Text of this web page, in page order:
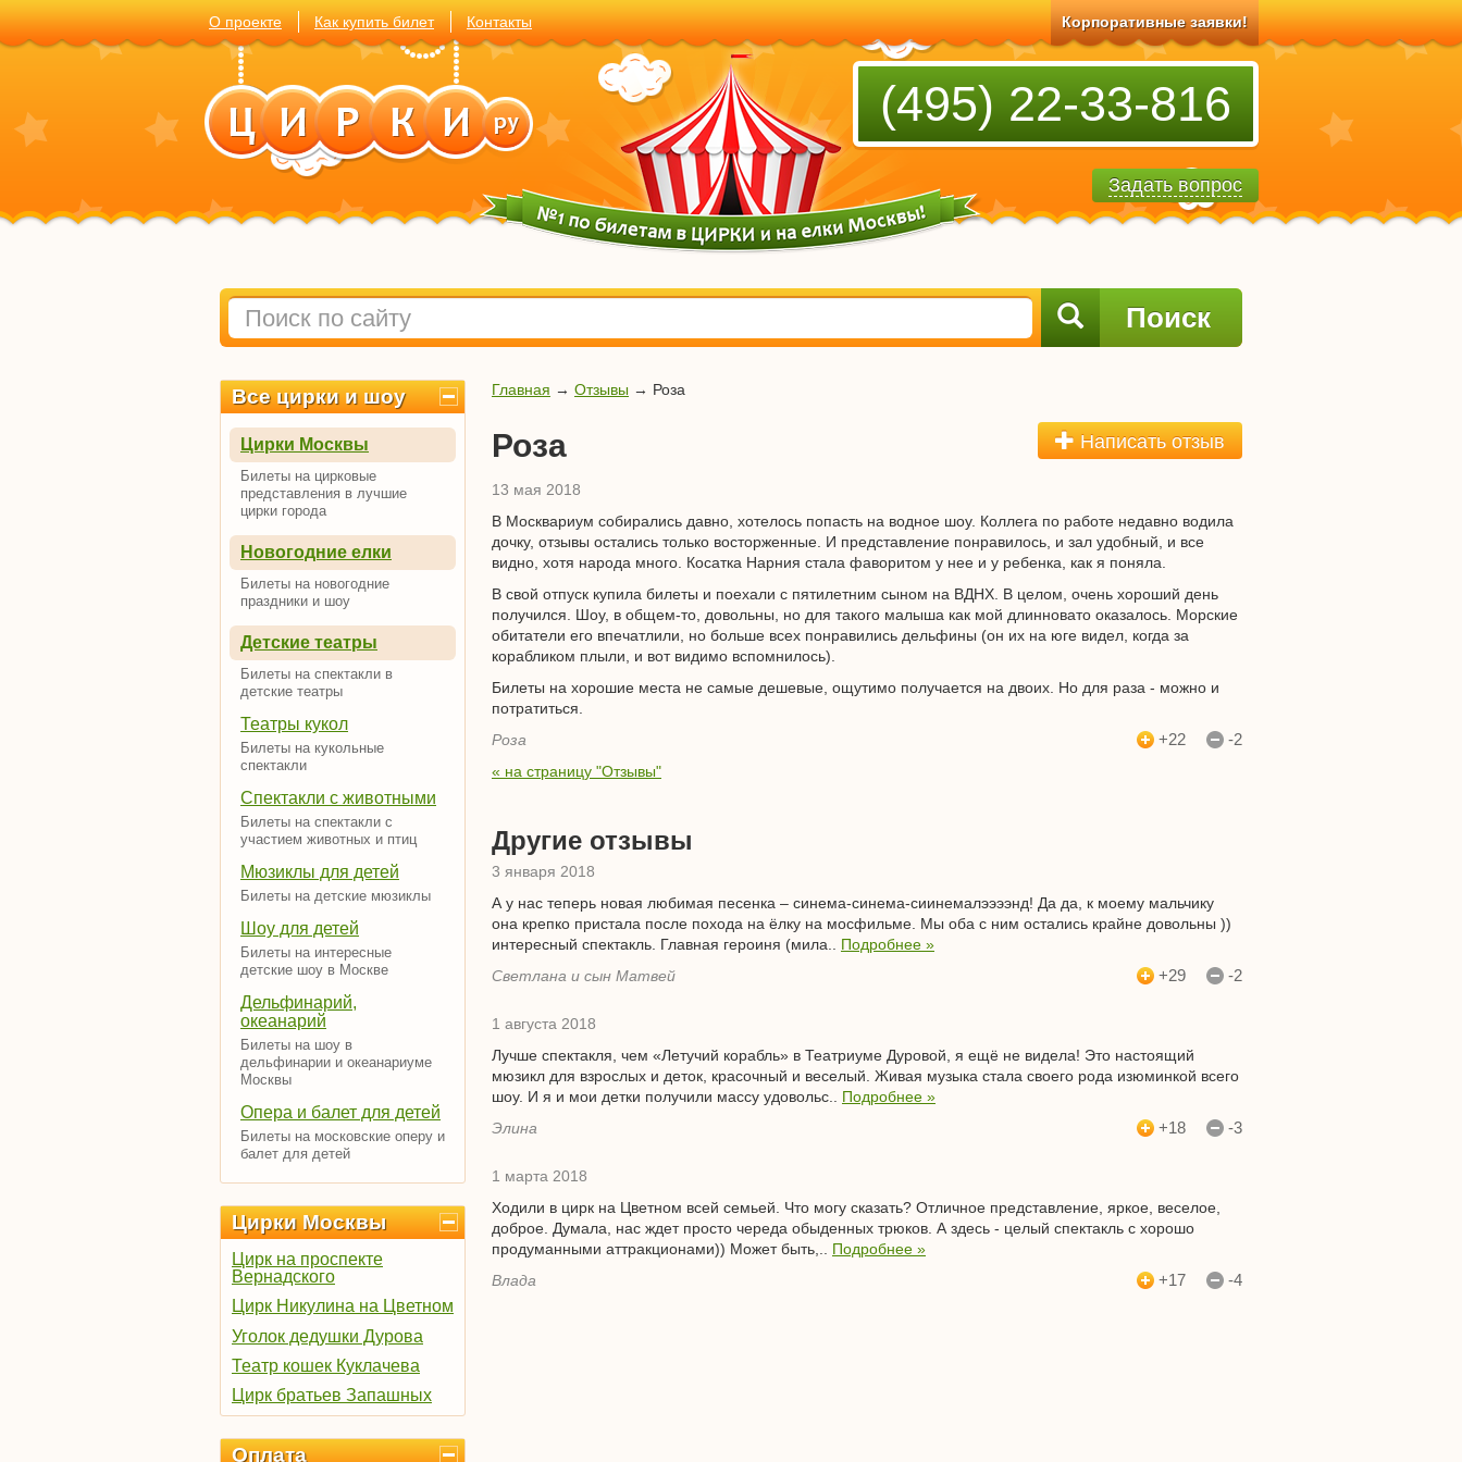
О проекте Как купить билет Контакты Корпоративные заявки!
(495) 22-33-816
Задать вопрос
Поиск
Все цирки и шоу
Цирки Москвы
Билеты на цирковые
представления в лучшие
цирки города
Новогодние елки
Билеты на новогодние
праздники и шоу
Детские театры
Билеты на спектакли в
детские театры
Театры кукол
Билеты на кукольные
спектакли
Спектакли с животными
Билеты на спектакли с
участием животных и птиц
Мюзиклы для детей
Билеты на детские мюзиклы
Шоу для детей
Билеты на интересные
детские шоу в Москве
Дельфинарий,
океанарий
Билеты на шоу в
дельфинарии и океанариуме
Москвы
Опера и балет для детей
Билеты на московские оперу и
балет для детей
Цирки Москвы
Цирк на проспекте
Вернадского
Цирк Никулина на Цветном
Уголок дедушки Дурова
Театр кошек Куклачева
Цирк братьев Запашных
Оплата
Главная → Отзывы → Роза
Написать отзыв
Роза
13 мая 2018
В Москвариум собирались давно, хотелось попасть на водное шоу. Коллега по работе недавно водила
дочку, отзывы остались только восторженные. И представление понравилось, и зал удобный, и все
видно, хотя народа много. Косатка Нарния стала фаворитом у нее и у ребенка, как я поняла.
В свой отпуск купила билеты и поехали с пятилетним сыном на ВДНХ. В целом, очень хороший день
получился. Шоу, в общем-то, довольны, но для такого малыша как мой длинновато оказалось. Морские
обитатели его впечатлили, но больше всех понравились дельфины (он их на юге видел, когда за
корабликом плыли, и вот видимо вспомнилось).
Билеты на хорошие места не самые дешевые, ощутимо получается на двоих. Но для раза - можно и
потратиться.
Роза
+22 -2
« на страницу "Отзывы"
Другие отзывы
3 января 2018
А у нас теперь новая любимая песенка – синема-синема-сиинемалээээнд! Да да, к моему мальчику
она крепко пристала после похода на ёлку на мосфильме. Мы оба с ним остались крайне довольны ))
интересный спектакль. Главная героиня (мила.. Подробнее »
Светлана и сын Матвей
+29 -2
1 августа 2018
Лучше спектакля, чем «Летучий корабль» в Театриуме Дуровой, я ещё не видела! Это настоящий
мюзикл для взрослых и деток, красочный и веселый. Живая музыка стала своего рода изюминкой всего
шоу. И я и мои детки получили массу удовольс.. Подробнее »
Элина
+18 -3
1 марта 2018
Ходили в цирк на Цветном всей семьей. Что могу сказать? Отличное представление, яркое, веселое,
доброе. Думала, нас ждет просто череда обыденных трюков. А здесь - целый спектакль с хорошо
продуманными аттракционами)) Может быть,.. Подробнее »
Влада
+17 -4